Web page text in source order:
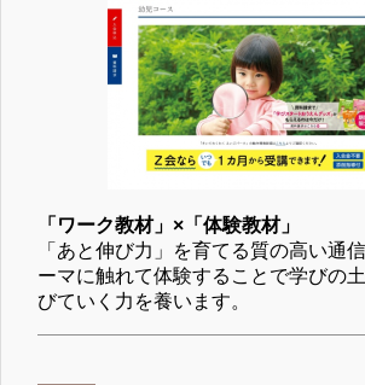
「ワーク教材」×「体験教材」
「あと伸び力」を育てる質の高い通
ーマに触れて体験することで学びの
びていく力を養います。